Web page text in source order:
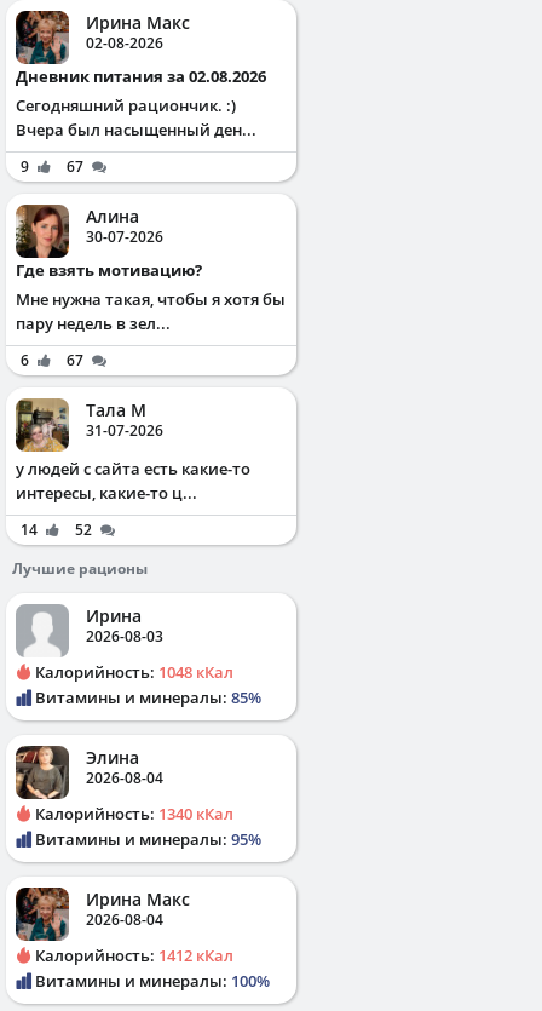
Ирина Макс
02-08-2026
Дневник питания за 02.08.2026
Сегодняшний рациончик. :)
Вчера был насыщенный ден...
9 67
Алина
30-07-2026
Где взять мотивацию?
Мне нужна такая, чтобы я хотя бы
пару недель в зел...
6 67
Тала М
31-07-2026
у людей с сайта есть какие-то
интересы, какие-то ц...
14
52
Лучшие рационы
Ирина
2026-08-03
Калорийность: 1048 кКал
Витамины и минералы: 85%
Элина
2026-08-04
Калорийность: 1340 кКал
Витамины и минералы: 95%
Ирина Макс
2026-08-04
Калорийность: 1412 кКал
Витамины и минералы: 100%